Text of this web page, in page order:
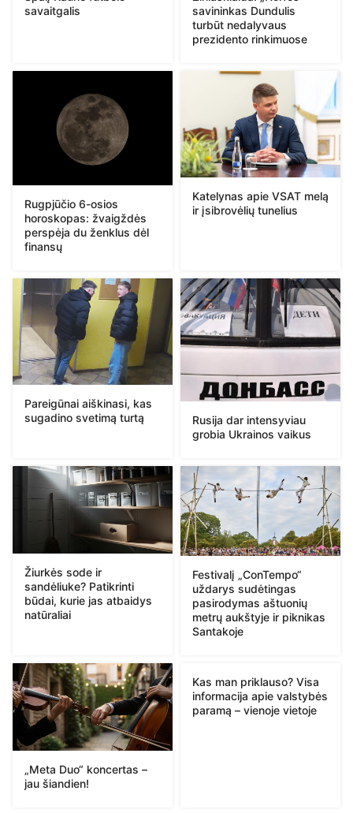
savaitgalis
savininkas Dundulis
turbūt nedalyvaus
prezidento rinkimuose
Rugpjūčio 6-osios
horoskopas: žvaigždės
perspėja du ženklus dėl
finansų
Katelynas apie VSAT melą
ir įsibrovėlių tunelius
Pareigūnai aiškinasi, kas
sugadino svetimą turtą
Rusija dar intensyviau
grobia Ukrainos vaikus
Žiurkės sode ir
sandėliuke? Patikrinti
būdai, kurie jas atbaidys
natūraliai
Festivalį „ConTempo“
uždarys sudėtingas
pasirodymas aštuonių
metrų aukštyje ir piknikas
Santakoje
„Meta Duo“ koncertas –
jau šiandien!
Kas man priklauso? Visa
informacija apie valstybės
paramą – vienoje vietoje